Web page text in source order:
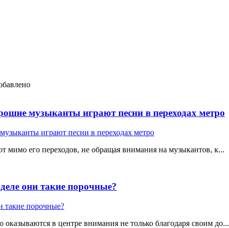
музыканты играют песни в переходах метро
мимо его переходов, не обращая внимания на музыкантов, к...
они такие порочные?
в центре внимания не только благодаря своим до...